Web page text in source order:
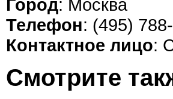
Город: Москва
Телефон: (495)
Контактное лицо:
Смотрите